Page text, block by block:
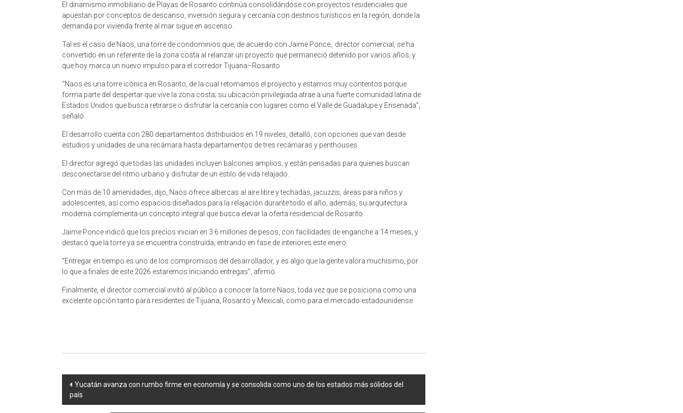
El dinamismo inmobiliario de Playas de Rosarito continúa consolidándose con proyectos residenciales que
apuestan por conceptos de descanso, inversión segura y cercanía con destinos turísticos en la región, donde la
demanda por vivienda frente al mar sigue en ascenso.
Tal es el caso de Naos, una torre de condominios que, de acuerdo con Jaime Ponce, director comercial, se ha
convertido en un referente de la zona costa al relanzar un proyecto que permaneció detenido por varios años, y
que hoy marca un nuevo impulso para el corredor Tijuana–Rosarito
“Naos es una torre icónica en Rosarito, de la cual retomamos el proyecto y estamos muy contentos porque
forma parte del despertar que vive la zona costa; su ubicación privilegiada atrae a una fuerte comunidad latina de
Estados Unidos que busca retirarse o disfrutar la cercanía con lugares como el Valle de Guadalupe y Ensenada”,
señaló.
El desarrollo cuenta con 280 departamentos distribuidos en 19 niveles, detalló, con opciones que van desde
estudios y unidades de una recámara hasta departamentos de tres recámaras y penthouses.
El director agregó que todas las unidades incluyen balcones amplios, y están pensadas para quienes buscan
desconectarse del ritmo urbano y disfrutar de un estilo de vida relajado.
Con más de 10 amenidades, dijo, Naos ofrece albercas al aire libre y techadas, jacuzzis, áreas para niños y
adolescentes, así como espacios diseñados para la relajación durante todo el año; además, su arquitectura
moderna complementa un concepto integral que busca elevar la oferta residencial de Rosarito.
Jaime Ponce indicó que los precios inician en 3.6 millones de pesos, con facilidades de enganche a 14 meses, y
destacó que la torre ya se encuentra construida, entrando en fase de interiores este enero.
“Entregar en tiempo es uno de los compromisos del desarrollador, y es algo que la gente valora muchísimo, por
lo que a finales de este 2026 estaremos iniciando entregas”, afirmó.
Finalmente, el director comercial invitó al público a conocer la torre Naos, toda vez que se posiciona como una
excelente opción tanto para residentes de Tijuana, Rosarito y Mexicali, como para el mercado estadounidense.
Navegación
de
Yucatán avanza con rumbo firme en economía y se consolida como uno de los estados más sólidos del
país